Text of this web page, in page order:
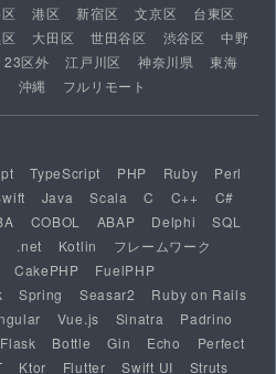
港区 新宿区 文京区
台東区
大田区 世田谷区 渋谷区
中野
23区外 江戸川区 神奈川県
東海
沖縄 フルリモート
TypeScript PHP Ruby
Perl
Java Scala C C++
C#
COBOL ABAP Delphi
SQL
.net Kotlin
フレームワーク
CakePHP
FuelPHP
Spring Seasar2
Ruby on Rails
Vue.js Sinatra
Padrino
Flask Bottle Gin Echo
Perfect
Ktor Flutter Swift UI
Struts